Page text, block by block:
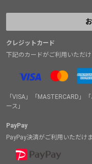
クレジットカード
下記のカードがご利用いただけ
「VISA」「MASTERCARD」
ース」
PayPay
PayPay決済がご利用いただけま